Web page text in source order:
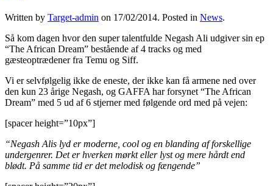
Written by Target-admin on 17/02/2014. Posted in News.
Så kom dagen hvor den super talentfulde Negash Ali udgiver sin ep
“The African Dream” bestående af 4 tracks og med
gæsteoptrædener fra Temu og Siff.
Vi er selvfølgelig ikke de eneste, der ikke kan få armene ned over
den kun 23 årige Negash, og GAFFA har forsynet “The African
Dream” med 5 ud af 6 stjerner med følgende ord med på vejen:
[spacer height=”10px”]
“Negash Alis lyd er moderne, cool og en blanding af forskellige
undergenrer. Det er hverken mørkt eller lyst og mere hårdt end
blødt. På samme tid er det melodisk og fængende”